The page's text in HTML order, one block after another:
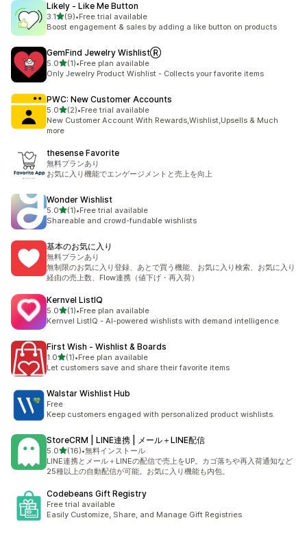
Likely ‑ Like Me Button
3.15つ星中
(9)
合計レビュー数：9件
•Free trial available
Boost engagement & sales by adding a like button on products
GemFind Jewelry WishlistⓇ
5.05つ星中
(1)
合計レビュー数：1件
•Free plan available
Only Jewelry Product Wishlist - Collects your favorite items
PWC: New Customer Accounts
5.05つ星中
(2)
合計レビュー数：2件
•Free trial available
New Customer Account With Rewards,Wishlist,Upsells & Much
more
thesense Favorite
無料プランあり
お気に入り機能でエンゲージメントと売上を向上
Wonder Wishlist
5.05つ星中
(1)
合計レビュー数：1件
•Free trial available
Shareable and crowd-fundable wishlists
基本のお気に入り
無料プランあり
無制限のお気に入り登録、あとで買う機能、お気に入り検索、お気に入り
経由の売上数、Flow連携（値下げ・再入荷）
Kernvel ListIQ
5.05つ星中
(1)
合計レビュー数：1件
•Free plan available
Kernvel ListIQ - AI-powered wishlists with demand intelligence
First Wish ‑ Wishlist & Boards
1.05つ星中
(1)
合計レビュー数：1件
•Free plan available
Let customers save and share their favorite items
Walstar Wishlist Hub
Free
Keep customers engaged with personalized product wishlists.
StoreCRM | LINE連携 | メール＋LINE配信
5.05つ星中
(16)
合計レビュー数：16件
•無料インストール
LINE連携とメール＋LINEの配信で売上をUP。カゴ落ちや再入荷通知など
25種以上の自動配信が可能。お気に入り機能も内包。
Codebeans Gift Registry
Free trial available
Easily Customize, Share, and Manage Gift Registries